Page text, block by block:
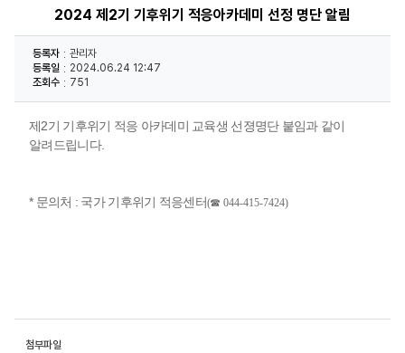
2024 제2기 기후위기 적응아카데미 선정 명단 알림
등록자
관리자
등록일
2024.06.24 12:47
조회수
751
제2기 기후위기 적응 아카데미 교육생 선졍명단 붙임과 같이
알려드립니다.
* 문의처 : 국가 기후위기 적응센터(☎044-415-7424)
첨부파일